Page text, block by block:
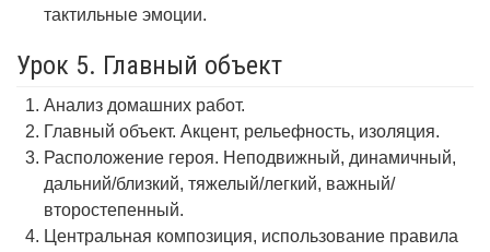
тактильные эмоции.
Урок 5. Главный объект
Анализ домашних работ.
Главный объект. Акцент, рельефность, изоляция.
Расположение героя. Неподвижный, динамичный,
дальний/близкий, тяжелый/легкий, важный/
второстепенный.
Центральная композиция, использование правила